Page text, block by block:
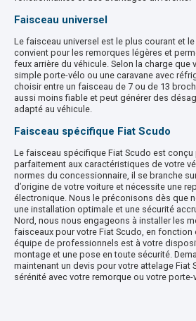
Faisceau universel
Le faisceau universel est le plus courant et le
convient pour les remorques légères et
feux arrière du véhicule. Selon la charge que
simple porte-vélo ou une caravane avec
choisir entre un faisceau de 7 ou de 13
aussi moins fiable et peut générer des
adapté au véhicule.
Faisceau spécifique Fiat Scudo
Le faisceau spécifique Fiat Scudo est
parfaitement aux caractéristiques de votre
normes du concessionnaire, il se branche
d’origine de votre voiture et nécessite une
électronique. Nous le préconisons dès que
une installation optimale et une sécurité
Nord, nous nous engageons à installer les
faisceaux pour votre Fiat Scudo, en
équipe de professionnels est à votre
montage et une pose en toute sécurité.
maintenant un devis pour votre attelage Fiat
sérénité avec votre remorque ou votre porte-